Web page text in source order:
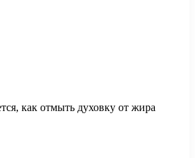
как отмыть духовку от жира